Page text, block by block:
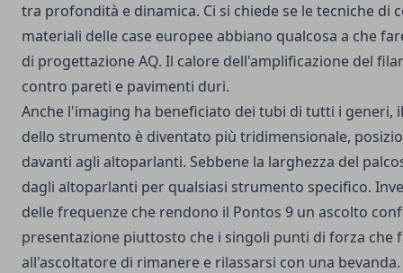
tra profondità e dinamica. Ci si chiede se le tecniche di
materiali delle case europee abbiano qualcosa a che
di progettazione AQ. Il calore dell'amplificazione del
contro pareti e pavimenti duri.
Anche l'imaging ha beneficiato dei tubi di tutti i generi,
dello strumento è diventato più tridimensionale,
davanti agli altoparlanti. Sebbene la larghezza del
dagli altoparlanti per qualsiasi strumento specifico.
delle frequenze che rendono il Pontos 9 un ascolto
presentazione piuttosto che i singoli punti di forza che
all'ascoltatore di rimanere e rilassarsi con una bevanda.